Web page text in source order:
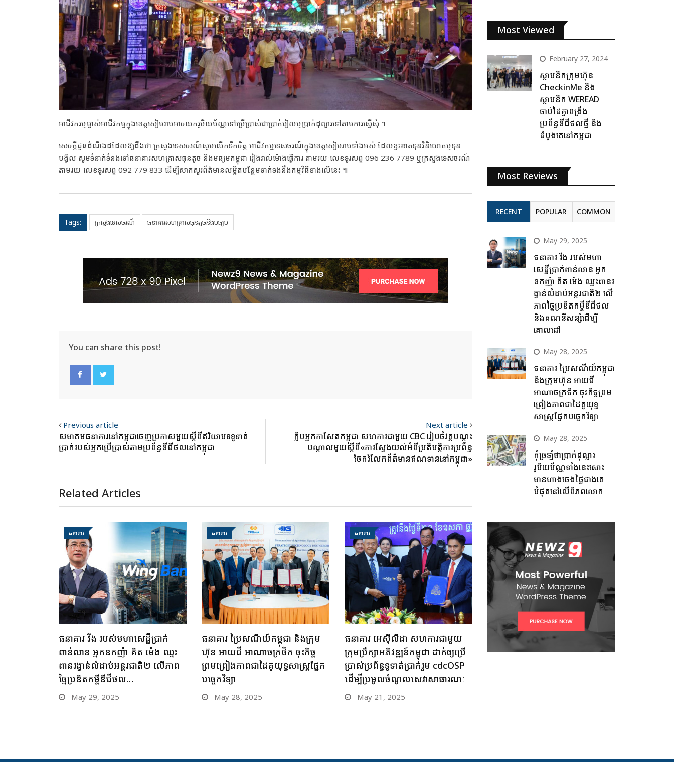
អាជីវករ​ឬម្ចាស់អាជីវកម្ម​ក្នុង​ខេត្តសៀមរាប​អាចយក​រូបិយប័ណ្ណ​ទៅ​ប្រើប្រាស់ជា​ប្រាក់រៀល​ឬ​ប្រាក់​ដុល្លារ​ទៅតាម​ការ​ស្នើ​សុំ​ ។
សេចក្ដីជូន​ដំណឹង​ដដែល​ឱ្យដឹងថា ក្រសួងទេសចរណ៍​សូមលើកទឹកចិត្ត​ អាជីវកម្ម​ទេសចរណ៍ក្នុង​ខេត្ត​សៀមរាប​ទាំងអស់​ ដែល​ខ្វះខាតទុន​​វិនិយោគ​ឬទុន​
បង្វិល សូម​ទំនាក់ទំនង​ទៅ​ធនាគារ​សហគ្រាស​ធុន​តូច និងមធ្យម​កម្ពុជា រៀងរាល់​ម៉ោងធ្វើការ តាមរយៈ​លេខ​ទូរសព្ទ 096 236 7789 ឬ​ក្រសួង​ទេសចរណ៍​
តាមរយៈ​លេខទូរសព្ទ 092 779 833 ដើម្បីសាកសួរព័ត៌មាន​លម្អិត​បន្ថែមទាក់ទង​នឹង​កម្មវិធី​ខាងលើនេះ ៕
Tags: ក្រសួងទេសចរណ៍ ធនាគារ​សហគ្រាស​ធុនតូច​និងមធ្យម
You can share this post!
Previous article
សមាគម​ធនាគារ​នៅកម្ពុជា​ចេញ​ប្រកាស​មួយ​ស្តីពី​ឥរិ​យា​បទ​ទូ​ទាត់​
ប្រាក់​របស់​អ្នក​ប្រើប្រាស់តាម​ប្រព័ន្ធឌីជីថលនៅកម្ពុជា
Next article
ក្លិ​បអ្នកកាសែត​កម្ពុជា សហការ​ជាមួយ​ CBC រៀបចំវគ្គ​បណ្ដុះ
បណ្ដាល​មួយ​ស្ដីពី​«ការស្វែង​យល់​អំ​ពីប្រ​តិ​បត្តិ​កា​រ​ប្រព័​ន្ធ​
ចែករំលែកព័ត៌​មាន​ឥណ​ទាន​នៅ​កម្ពុជា»
Related Articles
ធនាគារ
ធនាគារ វីង របស់មហាសេដ្ឋីប្រាក់
ពាន់លាន អ្នកឧកញ៉ា គិត ម៉េង ឈ្នះ
ពានរង្វាន់លំដាប់អន្តរជាតិ២ លើភាព
ច្នៃប្រឌិតកម្ចីឌីជីថល…
May 29, 2025
ធនាគារ
ធនាគារ ប្រៃសណីយ៍កម្ពុជា និងក្រុម
ហ៊ុន អាយជី អាណាចក្រថិក ចុះកិច្ច
ព្រមព្រៀងភាពជាដៃគូយុទ្ធសាស្ត្រផ្នែក
បច្ចេកវិទ្យា
May 28, 2025
ធនាគារ
ធនាគារ អេស៊ីលីដា សហការជាមួយ
ក្រុមប្រឹក្សាអភិវឌ្ឍន៍កម្ពុជា ដាក់ឲ្យប្រើ
ប្រាស់ប្រព័ន្ធទូទាត់ប្រាក់រួម cdcOSP
ដើម្បីប្រមូលចំណូលសេវាសាធារណៈ
May 21, 2025
Most Viewed
February 27, 2024
ស្ថាបនិកក្រុមហ៊ុន
CheckinMe និង
ស្ថាបនិក WEREAD
ចាប់ដៃគ្នាពង្រឹង
ប្រព័ន្ធឌីជីថលថ្មី និង
ដំបូងគេនៅកម្ពុជា
Most Reviews
RECENT POPULAR COMMON
May 29, 2025
ធនាគារ វីង របស់មហា
សេដ្ឋីប្រាក់ពាន់លាន អ្នក
ឧកញ៉ា គិត ម៉េង ឈ្នះពានរ
ង្វាន់លំដាប់អន្តរជាតិ២ លើ
ភាពច្នៃប្រឌិតកម្ចីឌីជីថល
និងគណនីសន្សំដើម្បី
គោលដៅ
May 28, 2025
ធនាគារ ប្រៃសណីយ៍កម្ពុជា
និងក្រុមហ៊ុន អាយជី
អាណាចក្រថិក ចុះកិច្ចព្រម
ព្រៀងភាពជាដៃគូយុទ្ធ
សាស្ត្រផ្នែកបច្ចេកវិទ្យា
May 28, 2025
កុំច្រឡំថាប្រាក់ដុល្លារ
រូបិយប័ណ្ណទាំងនេះសោះ
មានហាងឆេងថ្លៃជាងគេ
បំផុតនៅលើពិភពលោក